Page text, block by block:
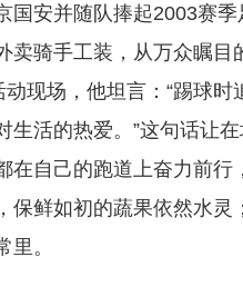
国安并随队捧起2003赛
卖骑手工装，从万众瞩
动现场，他坦言：“踢球
活的热爱。”这句话让
在自己的跑道上奋力前行
鲜如初的蔬果依然水灵
。